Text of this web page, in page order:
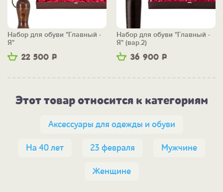
22 500 Р
Набор для обуви "Главный -
Я"
36 900 Р
Набор для обуви "Главный -
Я" (вар.2)
Этот товар относится к категориям
Аксессуары для одежды и обуви
На 40 лет 23 февраля Мужчине
Женщине